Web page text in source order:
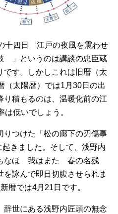
十四日 江戸の夜風を震わせ
」というのは講談の忠臣蔵
す。しかしこれは旧暦（太
（太陽暦）では1月30日の出
り積もるのは、温暖化前の江
は低いでしょう。
りつけた「松の廊下の刃傷事
きました。そして、浅野内
なほ 我はまた 春の名残
詠んで即日切腹させられま
暦では4月21日です。
辞世にある浅野内匠頭の無念